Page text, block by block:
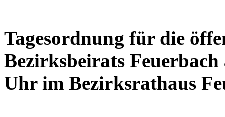
Tagesordnung für die
Bezirksbeirats
Uhr im Bezirksrathaus